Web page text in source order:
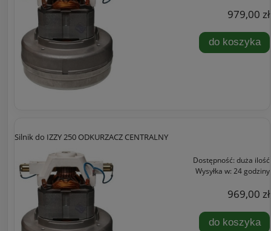
979,00 zł
do koszyka
Silnik do IZZY 250 ODKURZACZ CENTRALNY
Dostępność: duża ilość
Wysyłka w: 24 godziny
969,00 zł
do koszyka